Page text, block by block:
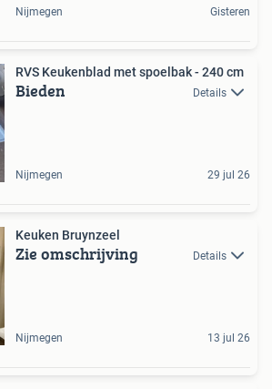
Nijmegen Gisteren
RVS Keukenblad met spoelbak - 240 cm
Bieden Details
Nijmegen 29 jul 26
Keuken Bruynzeel
Zie omschrijving Details
Nijmegen 13 jul 26